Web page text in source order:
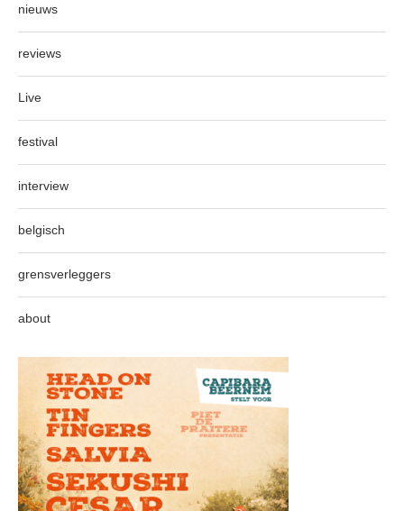
nieuws
reviews
Live
festival
interview
belgisch
grensverleggers
about